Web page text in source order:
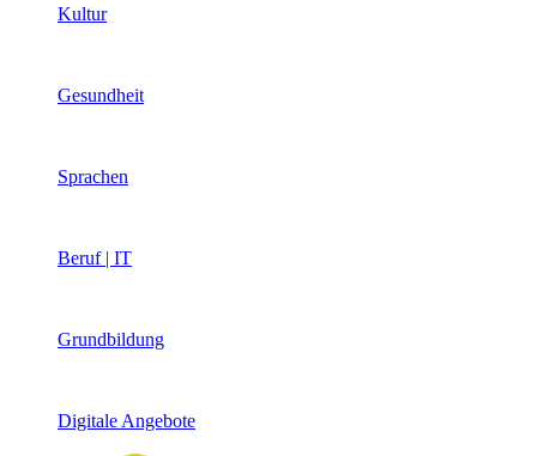
Kultur
Gesundheit
Sprachen
Beruf | IT
Grundbildung
Digitale Angebote